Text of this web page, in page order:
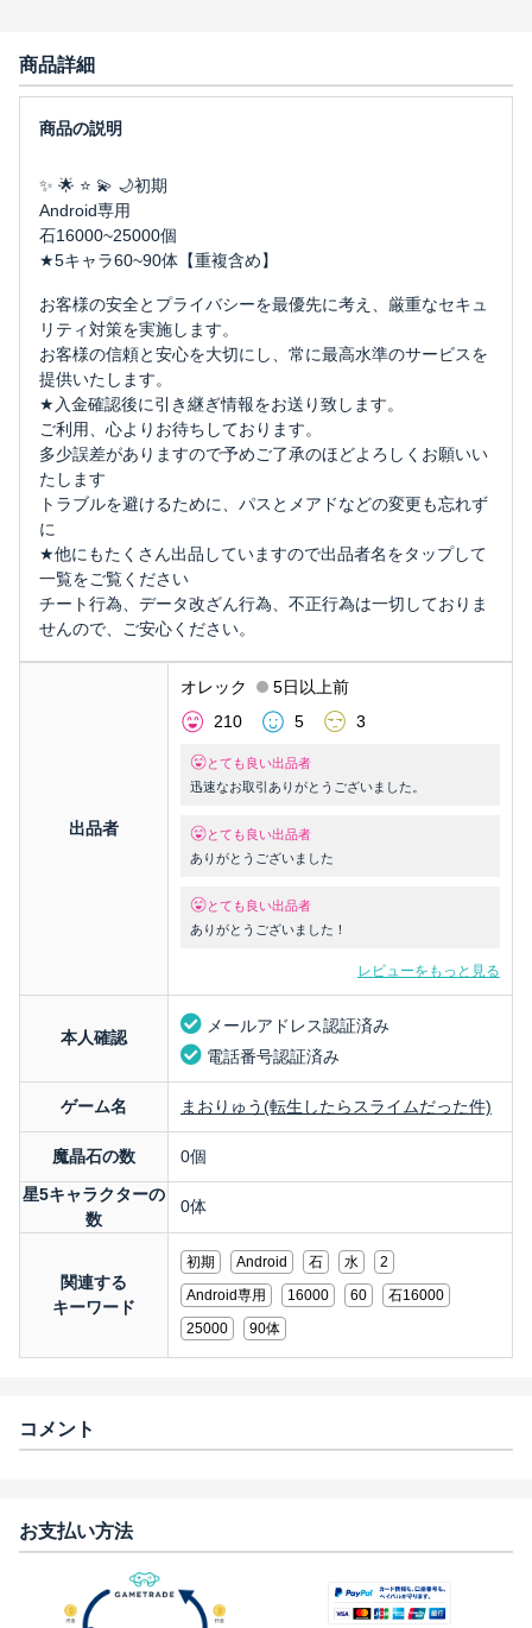
商品詳細
✨ 🌟 ⭐ 💫 🌙初期
Android専用
石16000~25000個
★5キャラ60~90体【重複含め】
お客様の安全とプライバシーを最優先に考え、厳重なセキュ
リティ対策を実施します。
お客様の信頼と安心を大切にし、常に最高水準のサービスを
提供いたします。
★入金確認後に引き継ぎ情報をお送り致します。
ご利用、心よりお待ちしております。
多少誤差がありますので予めご了承のほどよろしくお願いい
たします
トラブルを避けるために、パスとメアドなどの変更も忘れず
に
★他にもたくさん出品していますので出品者名をタップして
一覧をご覧ください
チート行為、データ改ざん行為、不正行為は一切しておりま
せんので、ご安心ください。
出品者
オレック
5日以上前
210
5 3
とても良い出品者
迅速なお取引ありがとうございました。
とても良い出品者
ありがとうございました
とても良い出品者
ありがとうございました！
レビューをもっと見る
本人確認
メールアドレス認証済み
電話番号認証済み
ゲーム名 まおりゅう(転生したらスライムだった件)
魔晶石の数
0個
星5キャラクターの
数
0体
関連する
キーワード
初期 Android 石 水
2
Android専用
16000 60
石16000
25000
90体
コメント
お支払い方法